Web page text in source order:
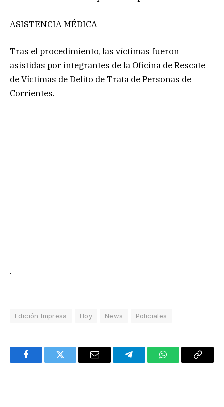
ASISTENCIA MÉDICA
Tras el procedimiento, las víctimas fueron
asistidas por integrantes de la Oficina de Rescate
de Víctimas de Delito de Trata de Personas de
Corrientes.
.
Edición Impresa Hoy News Policiales
FacebookTwitter Email TelegramWhatsAppCopy